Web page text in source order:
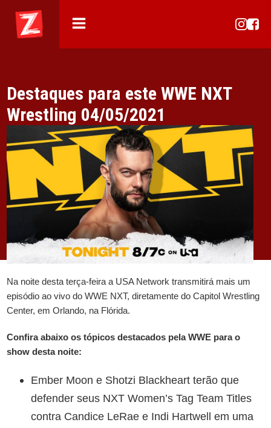
Destaques para este WWE NXT
Wrestling 04/05/2021
Na noite desta terça-feira a USA Network transmitirá mais um
episódio ao vivo do WWE NXT, diretamente do Capitol Wrestling
Center, em Orlando, na Flórida.
Confira abaixo os tópicos destacados pela WWE para o
show desta noite:
Ember Moon e Shotzi Blackheart terão que
defender seus NXT Women’s Tag Team Titles
contra Candice LeRae e Indi Hartwell em uma